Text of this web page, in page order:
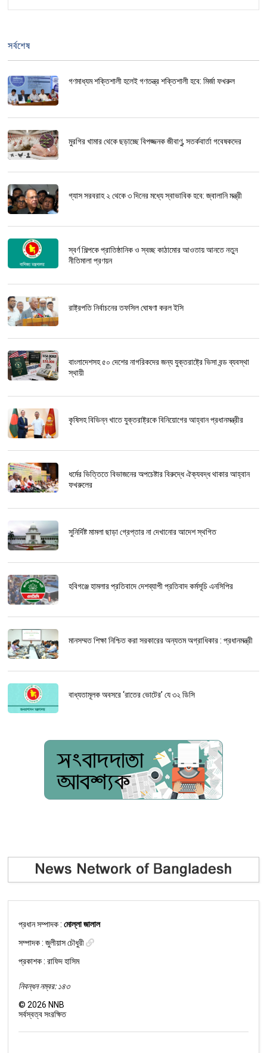
সর্বশেষ
গণমাধ্যম শক্তিশালী হলেই গণতন্ত্র শক্তিশালী হবে: মির্জা ফখরুল
মুরগির খামার থেকে ছড়াচ্ছে বিপজ্জনক জীবাণু, সতর্কবার্তা গবেষকদের
গ্যাস সরবরাহ ২ থেকে ৩ দিনের মধ্যে স্বাভাবিক হবে: জ্বালানি মন্ত্রী
স্বর্ণ শিল্পকে প্রাতিষ্ঠানিক ও স্বচ্ছ কাঠামোর আওতায় আনতে নতুন
নীতিমালা প্রণয়ন
রাষ্ট্রপতি নির্বাচনের তফসিল ঘোষণা করল ইসি
বাংলাদেশসহ ৫০ দেশের নাগরিকদের জন্য যুক্তরাষ্ট্রে ভিসা বন্ড ব্যবস্থা
স্থায়ী
কৃষিসহ বিভিন্ন খাতে যুক্তরাষ্ট্রকে বিনিয়োগের আহ্বান প্রধানমন্ত্রীর
ধর্মের ভিত্তিতে বিভাজনের অপচেষ্টার বিরুদ্ধে ঐক্যবদ্ধ থাকার আহ্বান
ফখরুলের
সুনির্দিষ্ট মামলা ছাড়া গ্রেপ্তার না দেখানোর আদেশ স্থগিত
হবিগঞ্জে হামলার প্রতিবাদে দেশব্যাপী প্রতিবাদ কর্মসূচি এনসিপির
মানসম্মত শিক্ষা নিশ্চিত করা সরকারের অন্যতম অগ্রাধিকার : প্রধানমন্ত্রী
বাধ্যতামূলক অবসরে ‘রাতের ভোটের’ যে ৩২ ডিসি
প্রধান সম্পাদক :মোল্লা জালাল
সম্পাদক :জুলীয়াস চৌধুরী
প্রকাশক : রাফিদ হাসিম
নিবন্ধন নম্বর: ১৪৩
©2026 NNB
সর্বস্বত্ব সংরক্ষিত